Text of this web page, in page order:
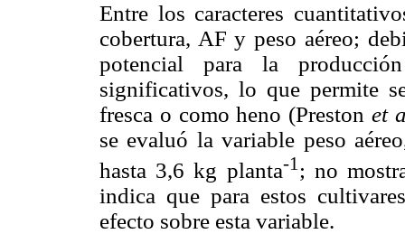
Entre los caracteres
cobertura, AF y peso aéreo;
potencial para la
significativos, lo que permite
fresca o como heno (Preston et
se evaluó la variable peso
hasta 3,6 kg planta-1 ; no
indica que para estos
efecto sobre esta variable.